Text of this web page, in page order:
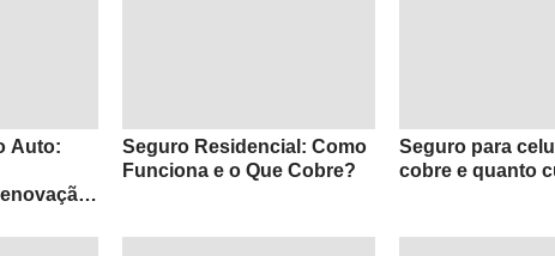
Auto:
Seguro Residencial: Como
Funciona e o Que Cobre?
Seguro para
cobre e quanto